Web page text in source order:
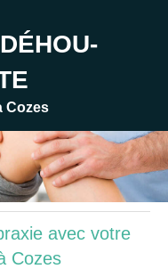
Cozes
avec votre
Cozes